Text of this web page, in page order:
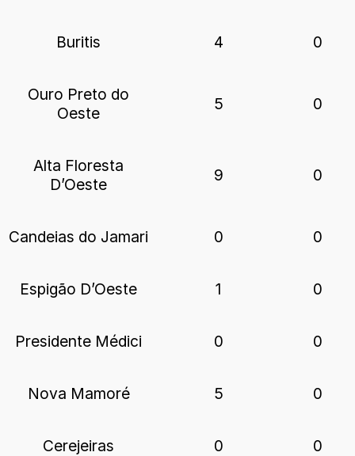
Buritis 4 0
Ouro Preto do
Oeste
5 0
Alta Floresta
D’Oeste
9 0
Candeias do Jamari 0 0
Espigão D’Oeste 1 0
Presidente Médici 0 0
Nova Mamoré 5 0
Cerejeiras 0 0